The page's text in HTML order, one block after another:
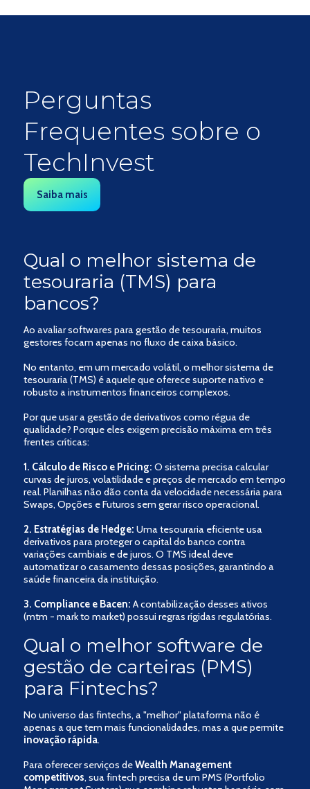
Perguntas
Frequentes sobre o
TechInvest
Saiba mais
Qual o melhor sistema de
tesouraria (TMS) para
bancos?
Ao avaliar softwares para gestão de tesouraria, muitos
gestores focam apenas no fluxo de caixa básico.
No entanto, em um mercado volátil, o melhor sistema de
tesouraria (TMS) é aquele que oferece suporte nativo e
robusto a instrumentos financeiros complexos.
Por que usar a gestão de derivativos como régua de
qualidade? Porque eles exigem precisão máxima em três
frentes críticas:
1. Cálculo de Risco e Pricing: O sistema precisa calcular
curvas de juros, volatilidade e preços de mercado em tempo
real. Planilhas não dão conta da velocidade necessária para
Swaps, Opções e Futuros sem gerar risco operacional.
2. Estratégias de Hedge: Uma tesouraria eficiente usa
derivativos para proteger o capital do banco contra
variações cambiais e de juros. O TMS ideal deve
automatizar o casamento dessas posições, garantindo a
saúde financeira da instituição.
3. Compliance e Bacen: A contabilização desses ativos
(mtm - mark to market) possui regras rígidas regulatórias.
Qual o melhor software de
gestão de carteiras (PMS)
para Fintechs?
No universo das fintechs, a "melhor" plataforma não é
apenas a que tem mais funcionalidades, mas a que permite
inovação rápida.
Para oferecer serviços deWealth Management
competitivos, sua fintech precisa de um PMS (Portfolio